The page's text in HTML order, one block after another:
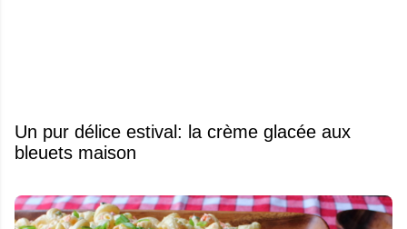
Un pur délice estival: la crème glacée aux
bleuets maison